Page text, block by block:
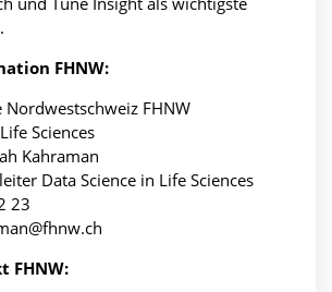
FHNW:
Nordwestschweiz FHNW
Sciences
Kahraman
Data Science in Life Sciences
23
FHNW: